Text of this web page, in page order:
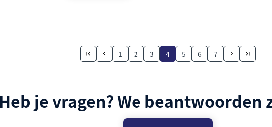
1 2 3 4 5 6 7
Heb je vragen? We beantwoorden